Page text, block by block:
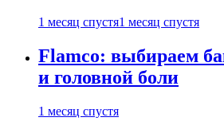
1 месяц спустя1 месяц спустя
Flamco: выбираем
и головной боли
1 месяц спустя